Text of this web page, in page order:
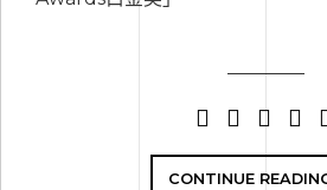
CONTINUE